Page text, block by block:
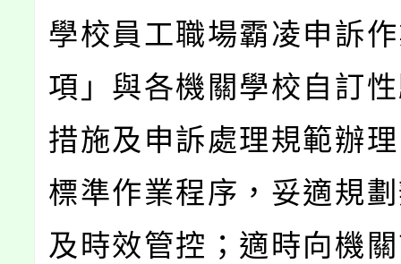
學校員工職場霸凌申訴
項」與各機關學校自訂
措施及申訴處理規範辦
標準作業程序，妥適規
及時效管控；適時向機